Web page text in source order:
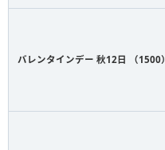
バレンタインデー 秋12日 （1500）